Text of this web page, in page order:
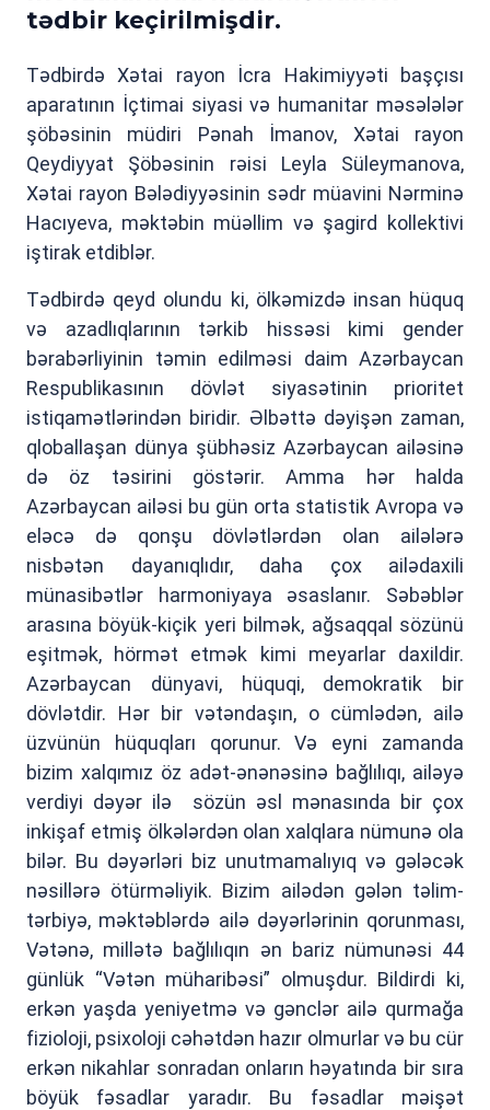
tədbir keçirilmişdir.
Tədbirdə Xətai rayon İcra Hakimiyyəti başçısı
aparatının İçtimai siyasi və humanitar məsələlər
şöbəsinin müdiri Pənah İmanov, Xətai rayon
Qeydiyyat Şöbəsinin rəisi Leyla Süleymanova,
Xətai rayon Bələdiyyəsinin sədr müavini Nərminə
Hacıyeva, məktəbin müəllim və şagird kollektivi
iştirak etdiblər.
Tədbirdə qeyd olundu ki, ölkəmizdə insan hüquq
və azadlıqlarının tərkib hissəsi kimi gender
bərabərliyinin təmin edilməsi daim Azərbaycan
Respublikasının dövlət siyasətinin prioritet
istiqamətlərindən biridir. Əlbəttə dəyişən zaman,
qloballaşan dünya şübhəsiz Azərbaycan ailəsinə
də öz təsirini göstərir. Amma hər halda
Azərbaycan ailəsi bu gün orta statistik Avropa və
eləcə də qonşu dövlətlərdən olan ailələrə
nisbətən dayanıqlıdır, daha çox ailədaxili
münasibətlər harmoniyaya əsaslanır. Səbəblər
arasına böyük-kiçik yeri bilmək, ağsaqqal sözünü
eşitmək, hörmət etmək kimi meyarlar daxildir.
Azərbaycan dünyavi, hüquqi, demokratik bir
dövlətdir. Hər bir vətəndaşın, o cümlədən, ailə
üzvünün hüquqları qorunur. Və eyni zamanda
bizim xalqımız öz adət-ənənəsinə bağlılıqı, ailəyə
verdiyi dəyər ilə sözün əsl mənasında bir çox
inkişaf etmiş ölkələrdən olan xalqlara nümunə ola
bilər. Bu dəyərləri biz unutmamalıyıq və gələcək
nəsillərə ötürməliyik. Bizim ailədən gələn təlim-
tərbiyə, məktəblərdə ailə dəyərlərinin qorunması,
Vətənə, millətə bağlılıqın ən bariz nümunəsi 44
günlük “Vətən müharibəsi” olmuşdur. Bildirdi ki,
erkən yaşda yeniyetmə və gənclər ailə qurmağa
fizioloji, psixoloji cəhətdən hazır olmurlar və bu cür
erkən nikahlar sonradan onların həyatında bir sıra
böyük fəsadlar yaradır. Bu fəsadlar məişət